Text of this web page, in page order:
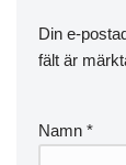
Din e-
fält är
Namn *